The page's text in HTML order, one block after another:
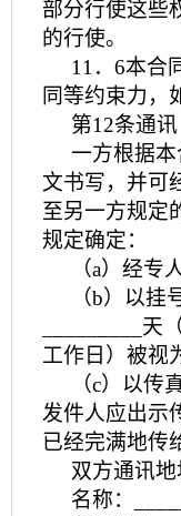
部分行使这些
的行使。
11．6本合
同等约束力，
第12条通讯
一方根据
文书写，并可
至另一方规定
规定确定：
（a）经
（b）以
_________
工作日）被视
（c）以
发件人应出示
已经完满地传
双方通讯地
名称：